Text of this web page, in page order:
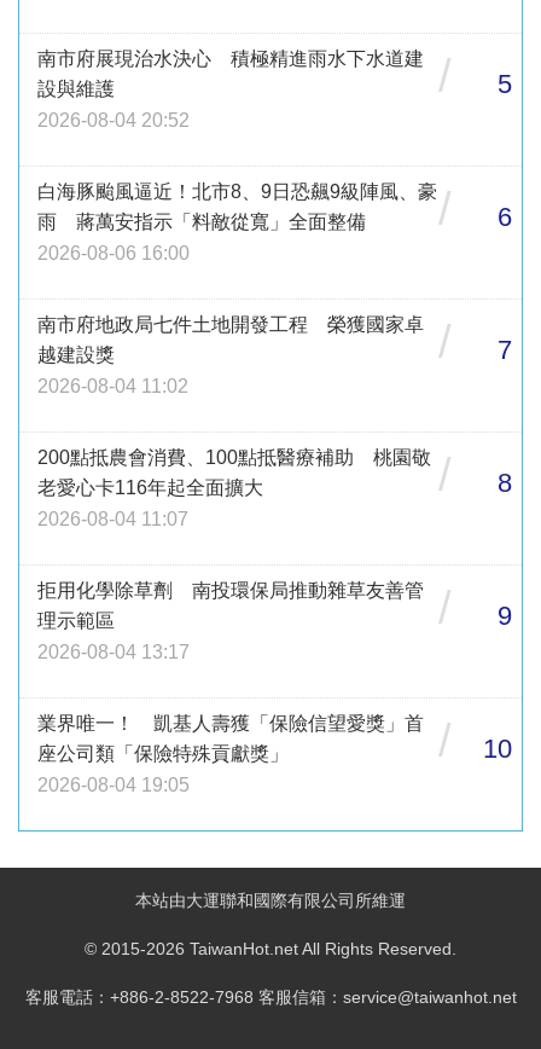
南市府展現治水決心 積極精進雨水下水道建
設與維護
2026-08-04 20:52
/ 5
白海豚颱風逼近！北市8、9日恐飆9級陣風、豪
雨 蔣萬安指示「料敵從寬」全面整備
2026-08-06 16:00
/ 6
南市府地政局七件土地開發工程 榮獲國家卓
越建設獎
2026-08-04 11:02
/ 7
200點抵農會消費、100點抵醫療補助 桃園敬
老愛心卡116年起全面擴大
2026-08-04 11:07
/ 8
拒用化學除草劑 南投環保局推動雜草友善管
理示範區
2026-08-04 13:17
/ 9
業界唯一！ 凱基人壽獲「保險信望愛獎」首
座公司類「保險特殊貢獻獎」
2026-08-04 19:05
/ 10
本站由大運聯和國際有限公司所維運
© 2015-2026 TaiwanHot.net All Rights Reserved.
客服電話：+886-2-8522-7968 客服信箱：service@taiwanhot.net